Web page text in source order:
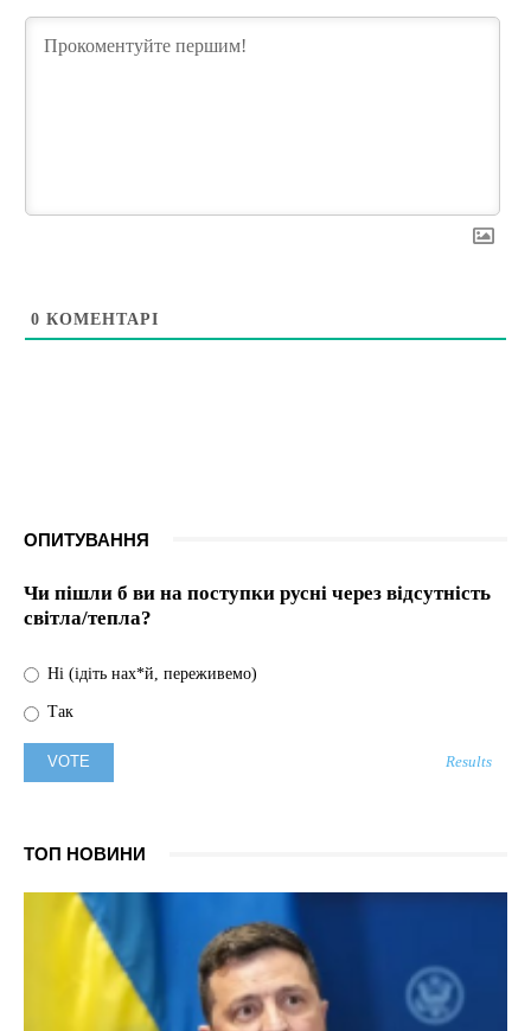
0 КОМЕНТАРІ
ОПИТУВАННЯ
Чи пішли б ви на поступки русні через відсутність
світла/тепла?
Ні (ідіть нах*й, переживемо)
Так
Results
ТОП НОВИНИ